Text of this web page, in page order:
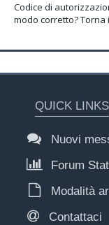
Codice di
modo corretto?
QUICK LINKS
Nuovi
Forum
Modalità
Contattaci